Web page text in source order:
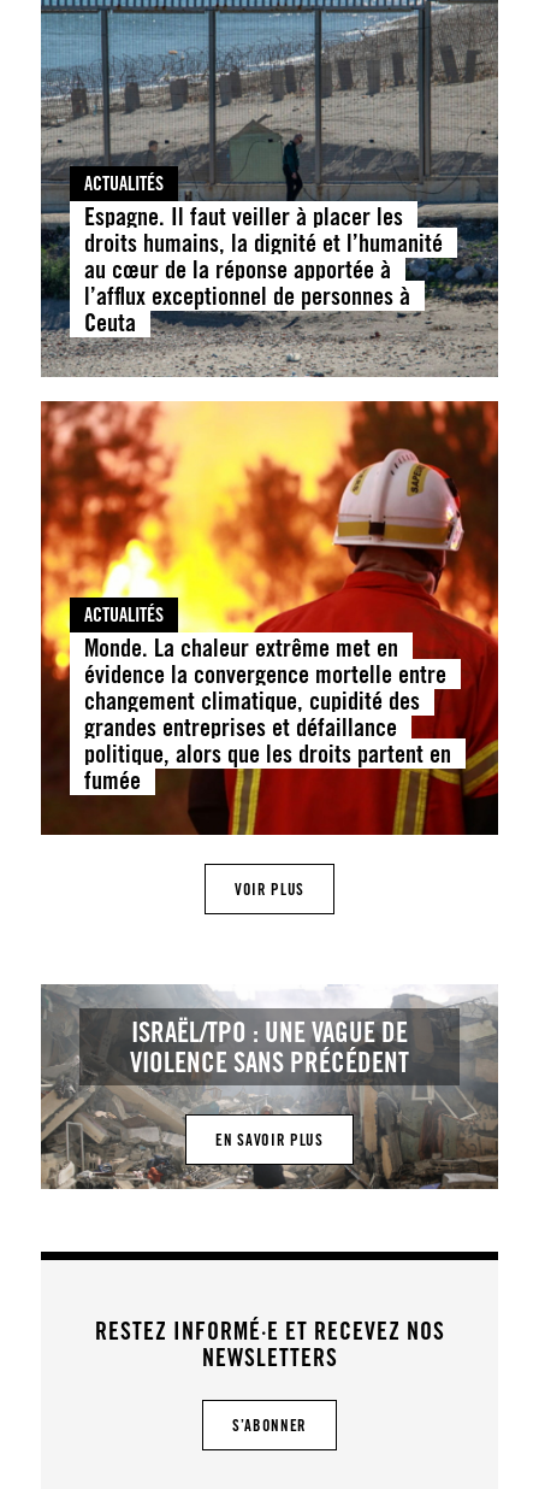
ACTUALITÉS
Espagne. Il faut veiller à placer les
droits humains, la dignité et l’humanité
au cœur de la réponse apportée à
l’afflux exceptionnel de personnes à
Ceuta
ACTUALITÉS
Monde. La chaleur extrême met en
évidence la convergence mortelle entre
changement climatique, cupidité des
grandes entreprises et défaillance
politique, alors que les droits partent en
fumée
VOIR PLUS
ISRAËL/TPO : UNE VAGUE DE
VIOLENCE SANS PRÉCÉDENT
EN SAVOIR PLUS
RESTEZ INFORMÉ·E ET RECEVEZ NOS
NEWSLETTERS
S’ABONNER